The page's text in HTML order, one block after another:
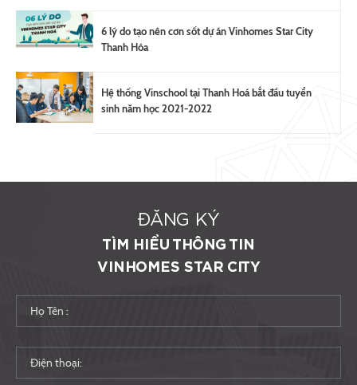
6 lý do tạo nên cơn sốt dự án Vinhomes Star City
Thanh Hóa
Hệ thống Vinschool tại Thanh Hoá bắt đầu tuyển
sinh năm học 2021-2022
ĐĂNG KÝ
TÌM HIỂU THÔNG TIN
VINHOMES STAR CITY